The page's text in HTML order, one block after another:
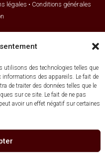
utilisons des technologies telles que
informations des appareils. Le fait de
de traiter des données telles que le
sur ce site. Le fait de ne pas
avoir un effet négatif sur certaines
légales • Conditions générales
de Provence de l'annuaire